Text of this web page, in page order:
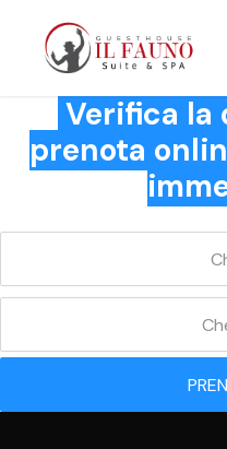
Verifica la
prenota